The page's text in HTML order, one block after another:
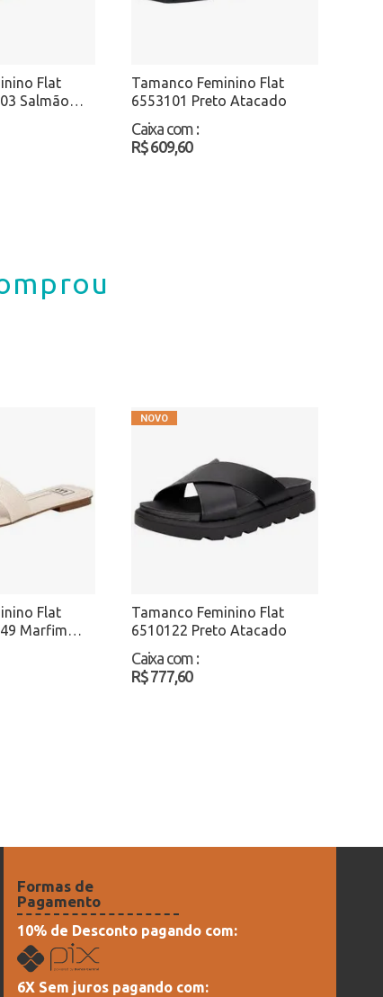
Flat
Salmão
Tamanco Feminino Flat
6553101 Preto Atacado
Caixa com :
R$ 609,60
Flat
Marfim
Tamanco Feminino Flat
6510122 Preto Atacado
Caixa com :
R$ 777,60
Formas de
Pagamento
10% de Desconto pagando com:
6X Sem juros pagando com: